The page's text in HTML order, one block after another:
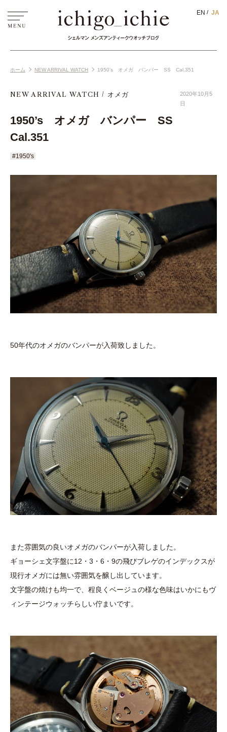
ホーム NEW ARRIVAL WATCH 1950’s オメガ バンパー SS Cal.351
NEW ARRIVAL WATCH オメガ
2020年10月5
日
1950’s オメガ バンパー SS
Cal.351
#1950's
50年代のオメガのバンパーが入荷致しました。
また雰囲気の良いオメガのバンパーが入荷しました。
ギョーシェ文字盤に12・3・6・9の飛びブレゲのインデックスが
現行オメガには無い雰囲気を醸し出しています。
文字盤の焼けも均一で、程良くベージュの様な色味はいかにもヴ
ィンテージウォッチらしい佇まいです。
EN JA